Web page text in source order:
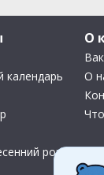
календарь
розыгрыш
О
О